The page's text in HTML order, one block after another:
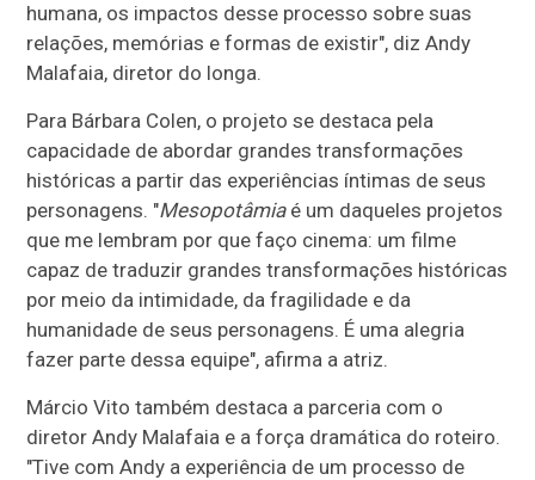
humana, os impactos desse processo sobre suas
relações, memórias e formas de existir", diz Andy
Malafaia, diretor do longa.
Para Bárbara Colen, o projeto se destaca pela
capacidade de abordar grandes transformações
históricas a partir das experiências íntimas de seus
personagens. "Mesopotâmiaé um daqueles projetos
que me lembram por que faço cinema: um filme
capaz de traduzir grandes transformações históricas
por meio da intimidade, da fragilidade e da
humanidade de seus personagens. É uma alegria
fazer parte dessa equipe", afirma a atriz.
Márcio Vito também destaca a parceria com o
diretor Andy Malafaia e a força dramática do roteiro.
"Tive com Andy a experiência de um processo de